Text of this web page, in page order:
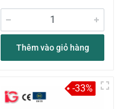
Thêm vào giỏ hàng
-33%